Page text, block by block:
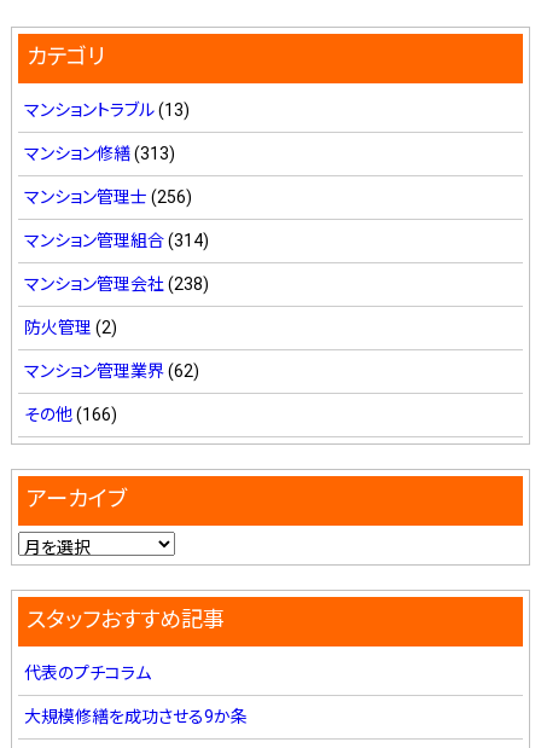
カテゴリ
マンショントラブル(13)
マンション修繕(313)
マンション管理士 (256)
マンション管理組合(314)
マンション管理会社 (238)
防火管理 (2)
マンション管理業界(62)
その他(166)
アーカイブ
スタッフおすすめ記事
代表のプチコラム
大規模修繕を成功させる9か条